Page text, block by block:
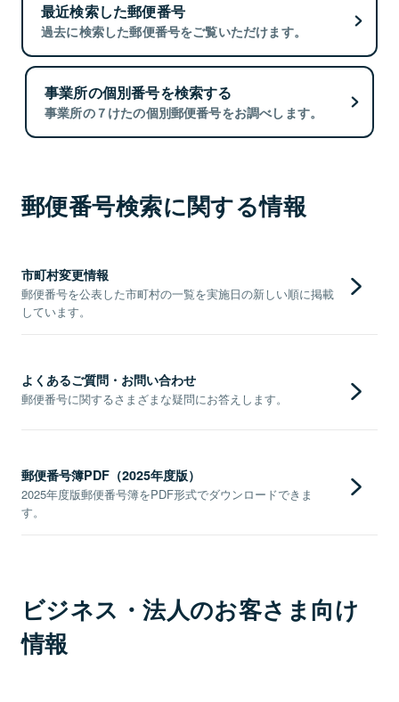
最近検索した郵便番号
過去に検索した郵便番号をご覧いただけます。
事業所の個別番号を検索する
事業所の７けたの個別郵便番号をお調べします。
郵便番号検索に関する情報
市町村変更情報
郵便番号を公表した市町村の一覧を実施日の新しい順に掲載
しています。
よくあるご質問・お問い合わせ
郵便番号に関するさまざまな疑問にお答えします。
郵便番号簿PDF（2025年度版）
2025年度版郵便番号簿をPDF形式でダウンロードできま
す。
ビジネス・法人のお客さま向け
情報